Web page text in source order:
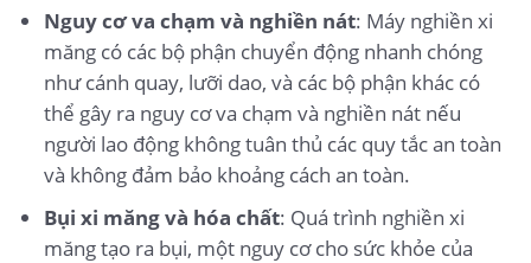
Nguy cơ va chạm và nghiền nát: Máy nghiền xi
măng có các bộ phận chuyển động nhanh chóng
như cánh quay, lưỡi dao, và các bộ phận khác có
thể gây ra nguy cơ va chạm và nghiền nát nếu
người lao động không tuân thủ các quy tắc an toàn
và không đảm bảo khoảng cách an toàn.
Bụi xi măng và hóa chất: Quá trình nghiền xi
măng tạo ra bụi, một nguy cơ cho sức khỏe của